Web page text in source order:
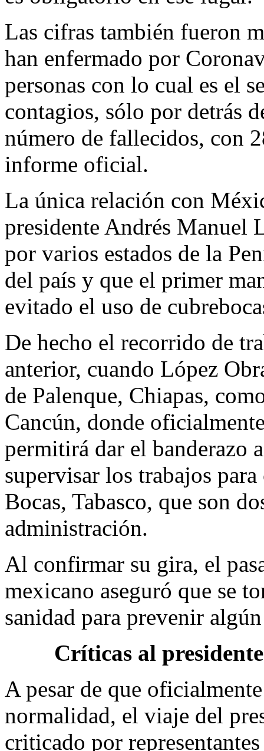
Las cifras también fueron
han enfermado por
personas con lo cual es el
contagios, sólo por detrás
número de fallecidos, con
informe oficial.
La única relación con
presidente Andrés Manuel
por varios estados de la
del país y que el primer
evitado el uso de
De hecho el recorrido de
anterior, cuando López
de Palenque, Chiapas,
Cancún, donde
permitirá dar el banderazo
supervisar los trabajos
Bocas, Tabasco, que son
administración.
Al confirmar su gira, el
mexicano aseguró que se
sanidad para prevenir
Críticas al
A pesar de que
normalidad, el viaje del
criticado por